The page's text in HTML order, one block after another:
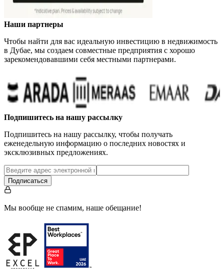
Наши партнеры
Чтобы найти для вас идеальную инвестицию в недвижимость
в Дубае, мы создаем совместные предприятия с хорошо
зарекомендовавшими себя местными партнерами.
Подпишитесь на нашу рассылку
Подпишитесь на нашу рассылку, чтобы получать
еженедельную информацию о последних новостях и
эксклюзивных предложениях.
Подписаться
Мы вообще не спамим, наше обещание!